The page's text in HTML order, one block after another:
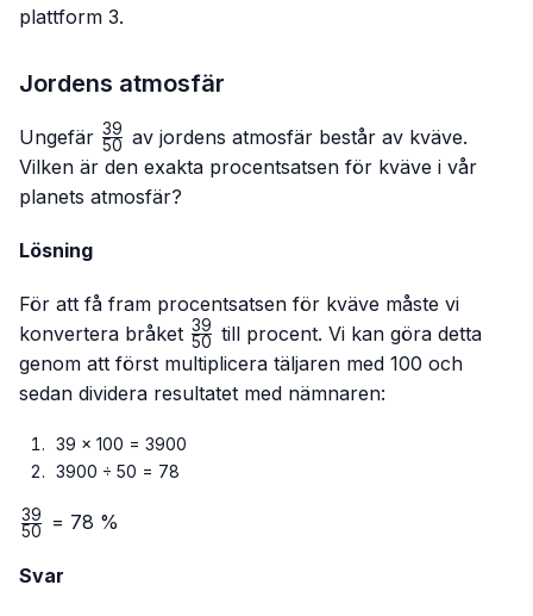
plattform 3.
Jordens atmosfär
Ungefär \frac{39}
{50}
50
39 av jordens atmosfär består av kväve.
Vilken är den exakta procentsatsen för kväve i vår
planets atmosfär?
Lösning
För att få fram procentsatsen för kväve måste vi
konvertera bråket \frac{39}
{50}
50
39 till procent. Vi kan göra detta
genom att först multiplicera täljaren med 100 och
sedan dividera resultatet med nämnaren:
39 × 100 = 3900
3900 ÷ 50 = 78
\frac{39}
50
39 = 78 %
Svar